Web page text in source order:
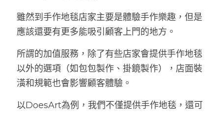
雖然到手作地毯店家主要是體驗手作樂趣，但是
應該還要有更多能吸引顧客上門的地方。
所謂的加值服務，除了有些店家會提供手作地毯
以外的選項（如包包製作、掛鏡製作），店面裝
潢和規範也會影響顧客體驗。
以DoesArt為例，我們不僅提供手作地毯，還可